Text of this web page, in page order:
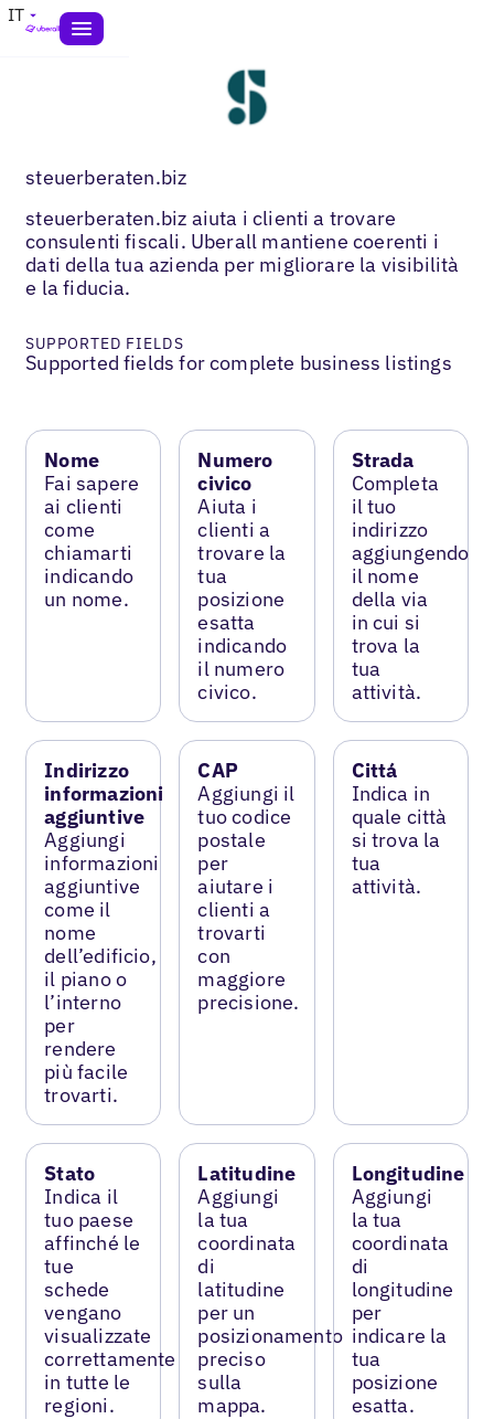
IT
steuerberaten.biz
steuerberaten.biz aiuta i clienti a trovare
consulenti fiscali. Uberall mantiene coerenti i
dati della tua azienda per migliorare la visibilità
e la fiducia.
SUPPORTED FIELDS
Supported fields for complete business listings
Nome
Fai sapere
ai clienti
come
chiamarti
indicando
un nome.
Numero
civico
Aiuta i
clienti a
trovare la
tua
posizione
esatta
indicando
il numero
civico.
Strada
Completa
il tuo
indirizzo
aggiungendo
il nome
della via
in cui si
trova la
tua
attività.
Indirizzo
informazioni
aggiuntive
Aggiungi
informazioni
aggiuntive
come il
nome
dell’edificio,
il piano o
l’interno
per
rendere
più facile
trovarti.
CAP
Aggiungi il
tuo codice
postale
per
aiutare i
clienti a
trovarti
con
maggiore
precisione.
Cittá
Indica in
quale città
si trova la
tua
attività.
Stato
Indica il
tuo paese
affinché le
tue
schede
vengano
visualizzate
correttamente
in tutte le
regioni.
Latitudine
Aggiungi
la tua
coordinata
di
latitudine
per un
posizionamento
preciso
sulla
mappa.
Longitudine
Aggiungi
la tua
coordinata
di
longitudine
per
indicare la
tua
posizione
esatta.